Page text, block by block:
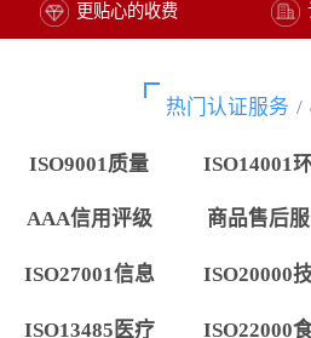
更贴心的收费
热门认证服务 /
ISO9001质量 ISO14001
AAA信用评级 商品售后
ISO27001信息 ISO20000
ISO13485医疗 ISO22000